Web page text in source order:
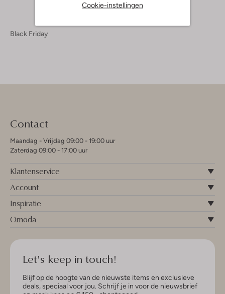
Cookie-instellingen
Black Friday
Contact
Maandag - Vrijdag 09:00 - 19:00 uur
Zaterdag 09:00 - 17:00 uur
Klantenservice
Account
Inspiratie
Omoda
Let's keep in touch!
Blijf op de hoogte van de nieuwste items en exclusieve
deals, speciaal voor jou. Schrijf je in voor de nieuwsbrief